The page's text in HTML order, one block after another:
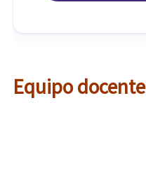
Equipo docente